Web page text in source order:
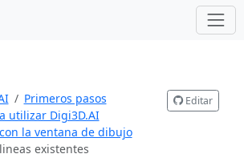
Primeros pasos
utilizar Digi3D.AI
la ventana de dibujo
existentes
Editar